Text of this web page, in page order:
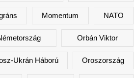
Momentum NATO
Orbán Viktor
Ukrán Háború Oroszország